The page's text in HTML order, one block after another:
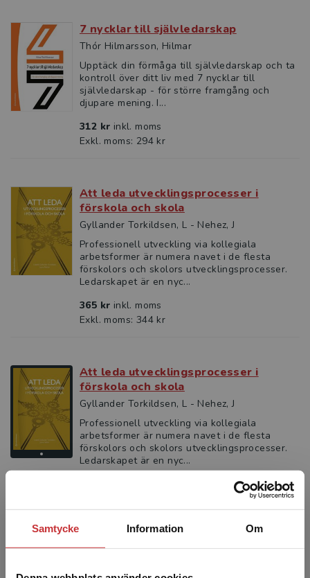
Samtycke Information Om
7 nycklar till självledarskap
Thór Hilmarsson, Hilmar
Upptäck din förmåga till självledarskap och ta
kontroll över ditt liv med 7 nycklar till
självledarskap - för större framgång och
djupare mening. I...
312 kr inkl. moms
Exkl. moms: 294 kr
Att leda utvecklingsprocesser i
förskola och skola
Gyllander Torkildsen, L - Nehez, J
Professionell utveckling via kollegiala
arbetsformer är numera navet i de flesta
förskolors och skolors utvecklingsprocesser.
Ledarskapet är en nyc...
365 kr inkl. moms
Exkl. moms: 344 kr
Att leda utvecklingsprocesser i
förskola och skola
Gyllander Torkildsen, L - Nehez, J
Professionell utveckling via kollegiala
arbetsformer är numera navet i de flesta
förskolors och skolors utvecklingsprocesser.
Ledarskapet är en nyc...
Gruppsykologi